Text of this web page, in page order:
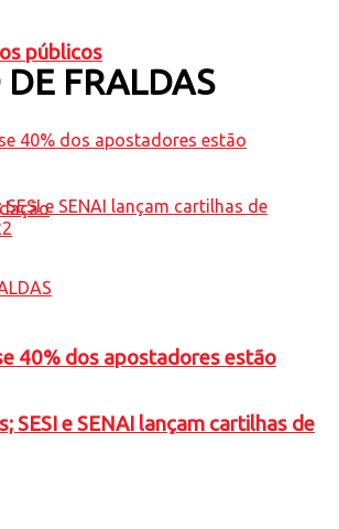
públicos
40% dos apostadores estão
SESI e SENAI lançam cartilhas de
FRALDAS